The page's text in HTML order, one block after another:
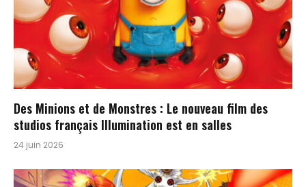
Des Minions et de Monstres : Le nouveau film des
studios français Illumination est en salles
24 juin 2026